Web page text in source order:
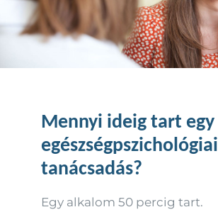
Mennyi ideig tart egy
egészségpszichológiai
tanácsadás?
Egy alkalom 50 percig tart.